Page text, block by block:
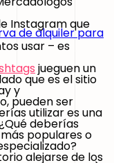
de alquiler para
Instagram que
usar – es
jueguen un
que es el sitio
y
pueden ser
utilizar es una
deberías
populares o
alejarse de los